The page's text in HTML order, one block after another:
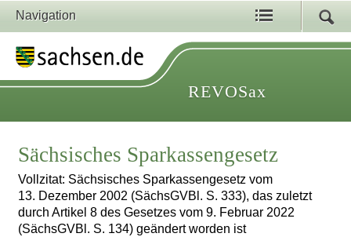
Navigation
REVOSax
Sächsisches Sparkassengesetz
Vollzitat: Sächsisches Sparkassengesetz vom
13. Dezember 2002 (SächsGVBl. S. 333), das zuletzt
durch Artikel 8 des Gesetzes vom 9. Februar 2022
(SächsGVBl. S. 134) geändert worden ist